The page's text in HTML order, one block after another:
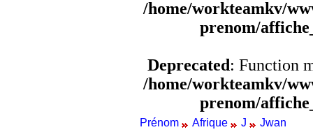
/home/workteamkv/
prenom/
Deprecated: Function
/home/workteamkv/
prenom/
Prénom Afrique J Jwan